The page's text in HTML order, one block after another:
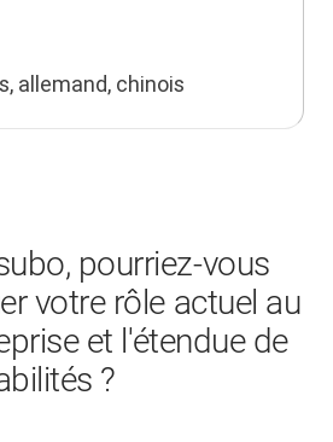
allemand, chinois
pourriez-vous
votre rôle actuel au
et l'étendue de
?